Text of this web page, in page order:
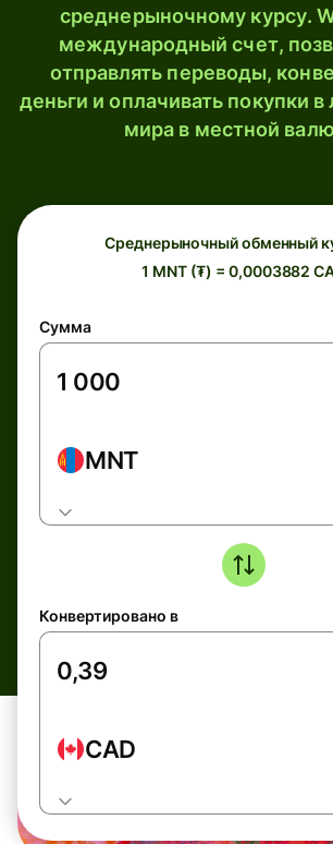
среднерыночному курсу.
международный счет,
отправлять переводы,
деньги и оплачивать покупки
мира в местной
Среднерыночный обменный
1 MNT (₮) = 0,0003882
Сумма
MNT
Конвертировано в
CAD